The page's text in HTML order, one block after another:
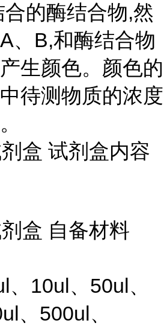
的酶结合物,然
、B,和酶结合物
生颜色。颜色的
待测物质的浓度
盒 试剂盒内容
盒 自备材料
10ul、50ul、
、500ul、